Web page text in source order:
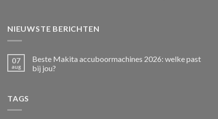
NIEUWSTE BERICHTEN
07
aug
Beste Makita accuboormachines 2026: welke past
bij jou?
TAGS